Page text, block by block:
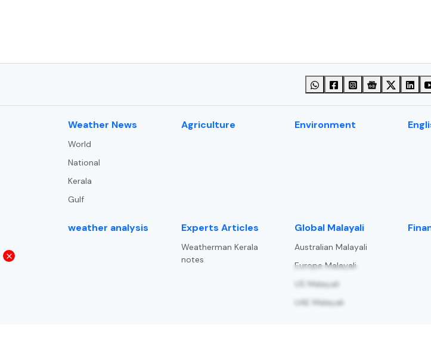
⁠Weather News
World
National
Kerala
Gulf
Agriculture Environment
weather analysis Experts Articles
Weatherman Kerala
notes
⁠Global Malayali
Australian Malayali
Europe Malayali
US Malayali
UAE Malayali